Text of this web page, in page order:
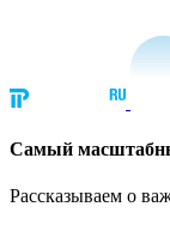
Cамый
Рассказываем о